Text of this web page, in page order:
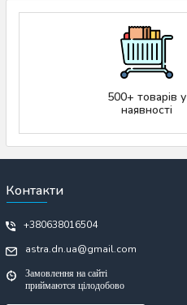
500+ товарів у
наявності
Контакти
+380638016504
astra.dn.ua@gmail.com
Замовлення на сайті
приймаются цілодобово